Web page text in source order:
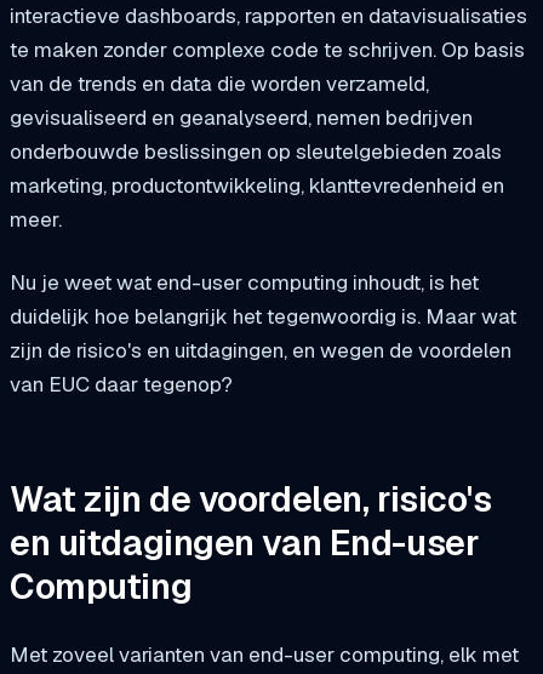
interactieve dashboards, rapporten en datavisualisaties
te maken zonder complexe code te schrijven. Op basis
van de trends en data die worden verzameld,
gevisualiseerd en geanalyseerd, nemen bedrijven
onderbouwde beslissingen op sleutelgebieden zoals
marketing, productontwikkeling, klanttevredenheid en
meer.
Nu je weet wat end-user computing inhoudt, is het
duidelijk hoe belangrijk het tegenwoordig is. Maar wat
zijn de risico's en uitdagingen, en wegen de voordelen
van EUC daar tegenop?
Wat zijn de voordelen, risico's
en uitdagingen van End-user
Computing
Met zoveel varianten van end-user computing, elk met